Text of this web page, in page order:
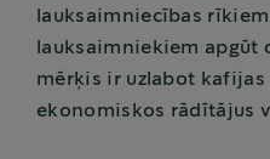
lauksaimniecības
lauksaimniekiem apgūt
mērķis ir uzlabot kafijas
ekonomiskos rādītājus